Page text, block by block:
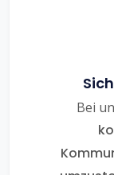
Bei